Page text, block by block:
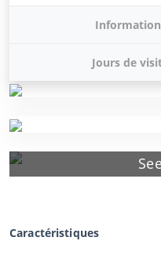
Jours de
Caractéristiques